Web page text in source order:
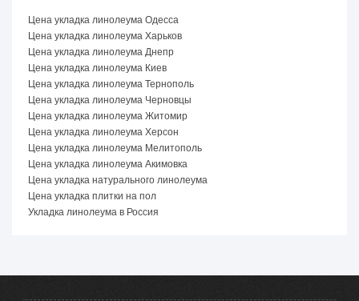
Цена укладка линолеума Одесса
Цена укладка линолеума Харьков
Цена укладка линолеума Днепр
Цена укладка линолеума Киев
Цена укладка линолеума Тернополь
Цена укладка линолеума Черновцы
Цена укладка линолеума Житомир
Цена укладка линолеума Херсон
Цена укладка линолеума Мелитополь
Цена укладка линолеума Акимовка
Цена укладка натурального линолеума
Цена укладка плитки на пол
Укладка линолеума в Россия